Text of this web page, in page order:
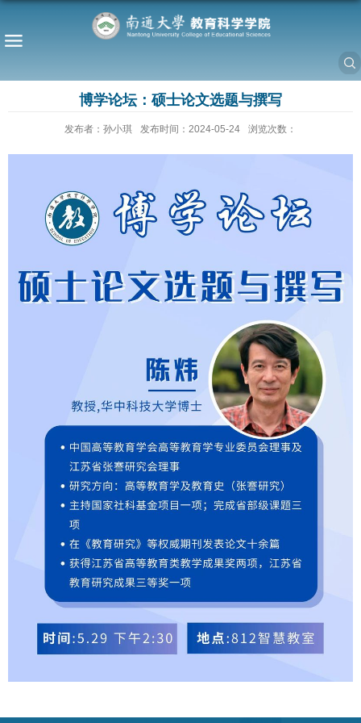
博学论坛：硕士论文选题与撰写
发布者：孙小琪 发布时间：2024-05-24 浏览次数：